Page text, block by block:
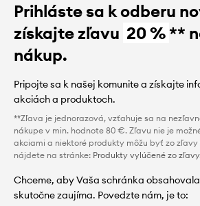
Prihláste sa k odberu
získajte zľavu 20 %**
nákup.
Pripojte sa k našej komunite a získajte
akciách a produktoch.
**Zľava je jednorazová, vzťahuje sa na
nákupe v min. hodnote 80 €. Zľavu nie je
akciami a niektoré produkty môžu byť zo zľavy
nájdete na stránke: Produkty vylúčené zo
Chceme, aby Vaša schránka
skutočne zaujíma. Povedzte nám, je to: